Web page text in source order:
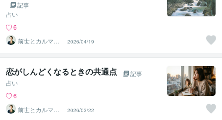
記事
占い
6
前世とカルマの
翻訳者 Haku
2026/04/19
恋がしんどくなるときの共通点
記事
占い
6
前世とカルマの
翻訳者 Haku
2026/03/22